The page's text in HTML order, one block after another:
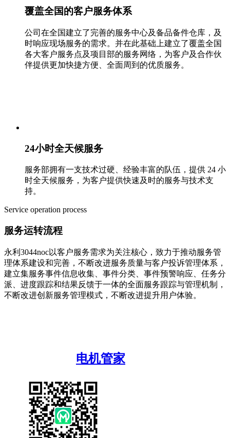
覆盖全国的客户服务体系
公司在全国建立了完善的服务中心及备品备件仓库，及
时响应现场服务的需求。并在此基础上建立了覆盖全国
各大客户服务点及项目部的服务网络，为客户及合作伙
伴提供更加快捷方便、全面周到的优质服务。
24小时全天候服务
服务部拥有一支技术过硬、经验丰富的队伍，提供 24 小
时全天候服务，为客户提供快速及时的服务与技术支
持。
Service operation process
服务运转流程
永利3044noc以客户服务需求为关注核心，致力于推动服务管
理体系建设和完善，不断改进服务质量与客户投诉管理体系，
建立集服务事件信息收集、事件分类、事件预警响应、任务分
派、进度跟踪和结果反馈于一体的全面服务跟踪与管理机制，
不断改进创新服务管理模式，不断改进提升用户体验。
电机管家